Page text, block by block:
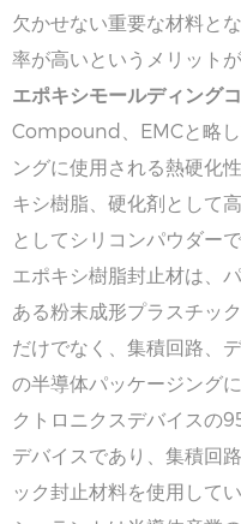
欠かせない重要な材料と
率が高いというメリットが
エポキシモールディング
Compound、EMCと略し
ングに使用される熱硬化
キシ樹脂、硬化剤として
としてシリコンパウダー
エポキシ樹脂封止材は、
ある粉末成形プラスチッ
だけでなく、集積回路、
の半導体パッケージング
クトロニクスデバイスの
デバイスであり、集積回
ック封止材料を使用して